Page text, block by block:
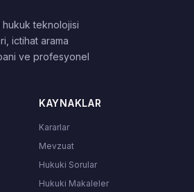
teknolojisi
ictihat arama
ve profesyonel
KAYNAKLAR
Kararlar
Mevzuat
Hukuki Sorular
Hukuki Makaleler